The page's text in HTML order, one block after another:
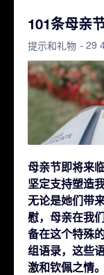
101条母亲
提示和礼物 - 29
母亲节即将来
坚定支持塑造
无论是她们带
慰，母亲在我
备在这个特殊
组语录，这些
激和钦佩之情。